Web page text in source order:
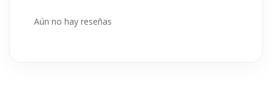
Aún no hay reseñas